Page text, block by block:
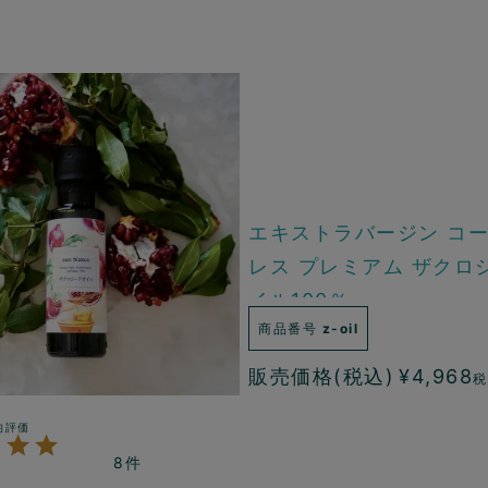
エキストラバージン コ
レス プレミアム ザクロ
イル100％
商品番号 z-oil
販売価格(税込) ¥4,968
8